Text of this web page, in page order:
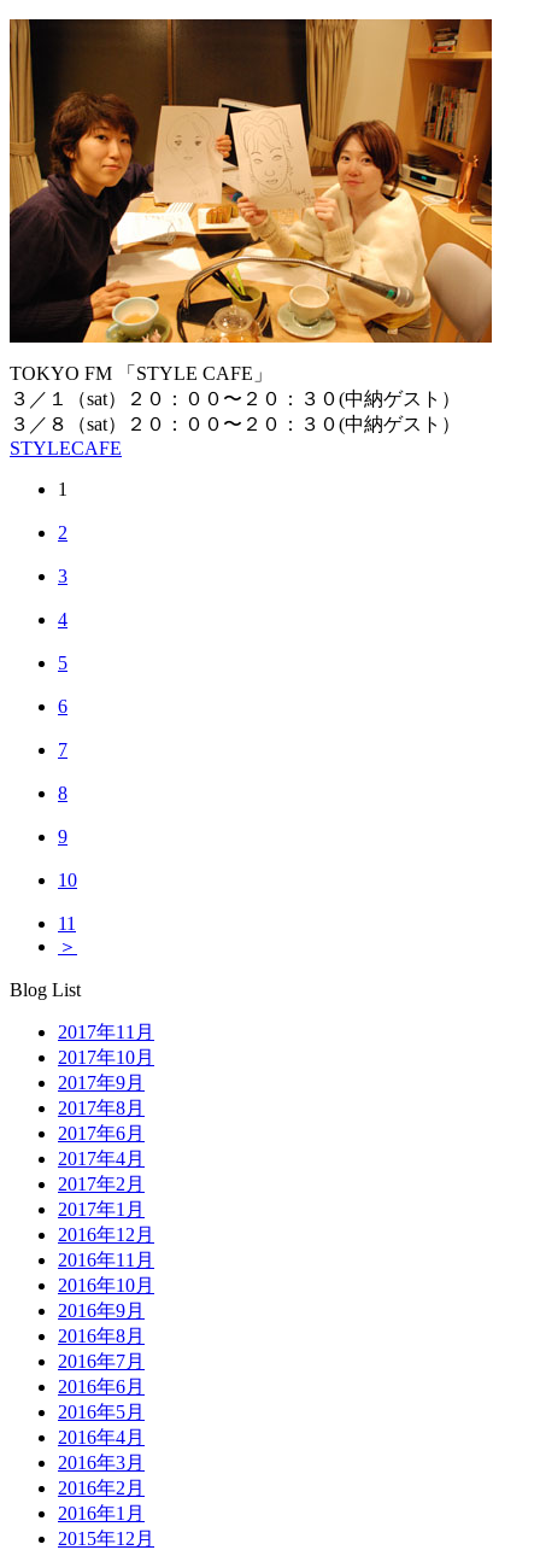
TOKYO FM 「STYLE CAFE」
３／１（sat）２０：００〜２０：３０(中納ゲスト）
３／８（sat）２０：００〜２０：３０(中納ゲスト）
STYLECAFE
1
2
3
4
5
6
7
8
9
10
11
＞
Blog List
2017年11月
2017年10月
2017年9月
2017年8月
2017年6月
2017年4月
2017年2月
2017年1月
2016年12月
2016年11月
2016年10月
2016年9月
2016年8月
2016年7月
2016年6月
2016年5月
2016年4月
2016年3月
2016年2月
2016年1月
2015年12月